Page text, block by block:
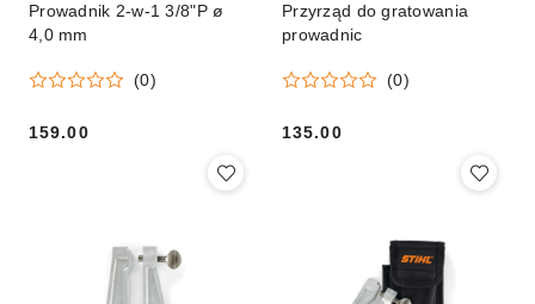
Prowadnik 2-w-1 3/8"P ø
4,0 mm
(0)
159.00
Przyrząd do gratowania
prowadnic
(0)
135.00